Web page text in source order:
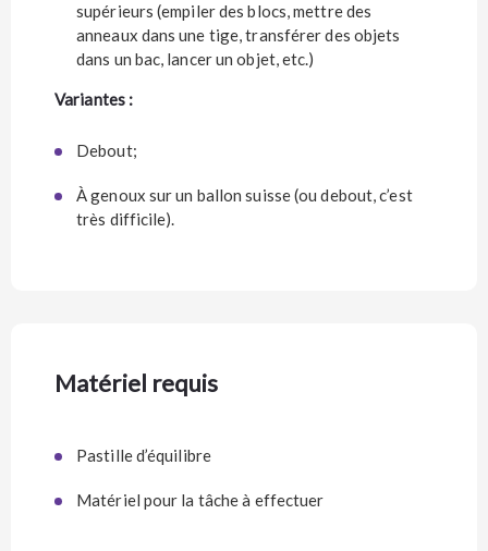
supérieurs (empiler des blocs, mettre des
anneaux dans une tige, transférer des objets
dans un bac, lancer un objet, etc.)
Variantes :
Debout;
À genoux sur un ballon suisse (ou debout, c’est
très difficile).
Matériel requis
Pastille d’équilibre
Matériel pour la tâche à effectuer